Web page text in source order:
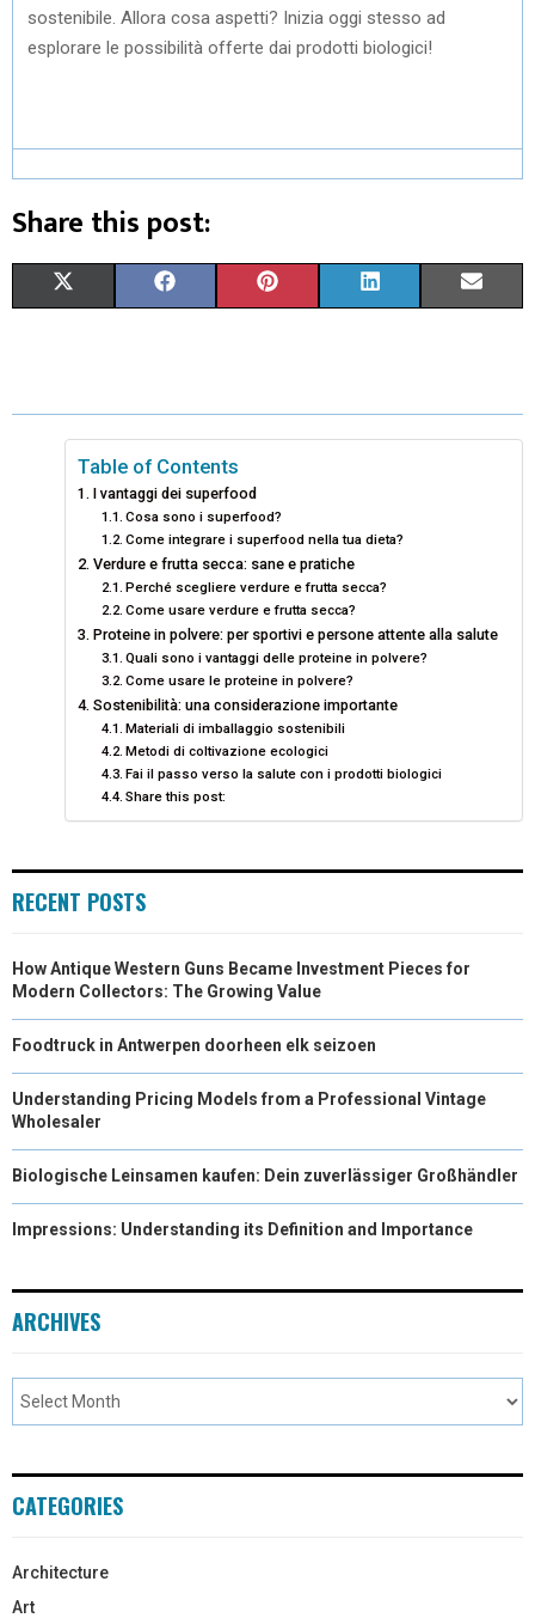
sostenibile. Allora cosa aspetti? Inizia oggi stesso ad
esplorare le possibilità offerte dai prodotti biologici!
Share this post:
R
E
O
W
I
T
R
R
O
N
E
B
O
O
K
R
N
T
E
S
T
R
N
K
I
R
I
Table of Contents
I vantaggi dei superfood
Cosa sono i superfood?
Come integrare i superfood nella tua dieta?
Verdure e frutta secca: sane e pratiche
Perché scegliere verdure e frutta secca?
Come usare verdure e frutta secca?
Proteine in polvere: per sportivi e persone attente alla salute
Quali sono i vantaggi delle proteine in polvere?
Come usare le proteine in polvere?
Sostenibilità: una considerazione importante
Materiali di imballaggio sostenibili
Metodi di coltivazione ecologici
Fai il passo verso la salute con i prodotti biologici
Share this post:
RECENT POSTS
How Antique Western Guns Became Investment Pieces for
Modern Collectors: The Growing Value
Foodtruck in Antwerpen doorheen elk seizoen
Understanding Pricing Models from a Professional Vintage
Wholesaler
Biologische Leinsamen kaufen: Dein zuverlässiger Großhändler
Impressions: Understanding its Definition and Importance
ARCHIVES
CATEGORIES
Architecture
Art